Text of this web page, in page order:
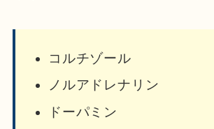
コルチゾール
ノルアドレナリン
ドーパミン